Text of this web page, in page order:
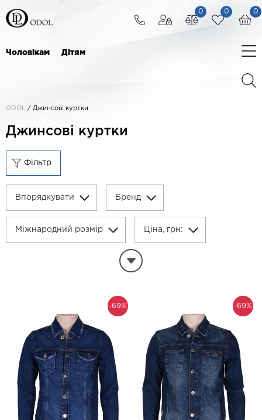
0
0
0
Чоловікам Дітям
ODOL / Джинсові куртки
Джинсові куртки
Фільтр
Впорядкувати Бренд
Міжнародний розмір Ціна, грн:
-69% -69%